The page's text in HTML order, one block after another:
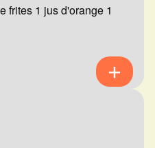
frites 1 jus d'orange 1